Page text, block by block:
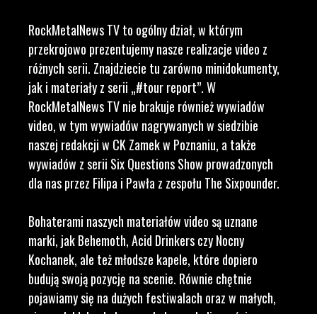
RockMetalNews TV to ogólny dział, w którym
przekrojowo prezentujemy nasze realizacje video z
różnych serii. Znajdziecie tu zarówno minidokumenty,
jak i materiały z serii „#tour report”. W
RockMetalNews TV nie brakuje również wywiadów
video, w tym wywiadów nagrywanych w siedzibie
naszej redakcji w CK Zamek w Poznaniu, a także
wywiadów z serii Six Questions Show prowadzonych
dla nas przez Filipa i Pawła z zespołu The Sixpounder.
Bohaterami naszych materiałów video są uznane
marki, jak Behemoth, Acid Drinkers czy Nocny
Kochanek, ale też młodsze kapele, które dopiero
budują swoją pozycję na scenie. Równie chętnie
pojawiamy się na dużych festiwalach oraz w małych,